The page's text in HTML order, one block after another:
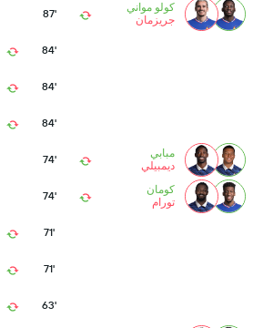
كولو مواني
جريزمان
87'
84'
84'
84'
مبابي
ديمبيلي
74'
كومان
تورام
74'
71'
71'
63'